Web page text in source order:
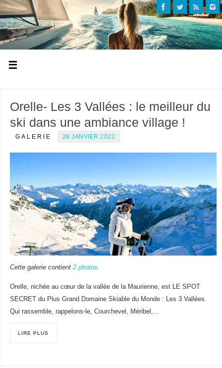
Orelle- Les 3 Vallées : le meilleur du
ski dans une ambiance village !
GALERIE 28 JANVIER 2022
Cette galerie contient 2 photos.
Orelle, nichée au cœur de la vallée de la Maurienne, est LE SPOT
SECRET du Plus Grand Domaine Skiable du Monde : Les 3 Vallées.
Qui rassemble, rappelons-le, Courchevel, Méribel,…
LIRE PLUS